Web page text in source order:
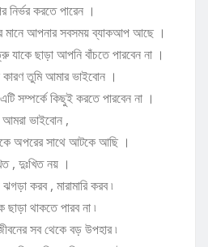
নির্ভর করতে পারেন ।
মানে আপনার সবসময় ব্যাকআপ আছে ।
ছাড়া আপনি বাঁচতে পারবেন না ।
তুমি আমার ভাইবোন ।
সম্পর্কে কিছুই করতে পারবেন না ।
ভাইবোন ,
অপরের সাথে আটকে আছি ।
, দুঃখিত নয় ।
করব , মারামারি করব ৷
থাকতে পারব না ৷
সব থেকে বড় উপহার ৷